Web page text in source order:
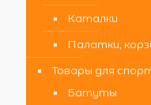
Каталки
Палатки,
Товары для
Батуты